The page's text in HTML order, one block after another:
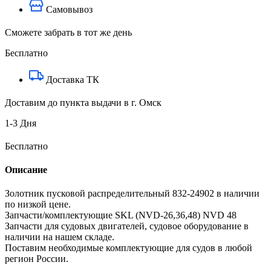
Самовывоз
Сможете забрать в тот же день
Бесплатно
Доставка ТК
Доставим до пункта выдачи в г. Омск
1-3 Дня
Бесплатно
Описание
Золотник пусковой распределительный 832-24902 в наличии
по низкой цене.
Запчасти/комплектующие SKL (NVD-26,36,48) NVD 48
Запчасти для судовых двигателей, судовое оборудование в
наличии на нашем складе.
Поставим необходимые комплектующие для судов в любой
регион России.